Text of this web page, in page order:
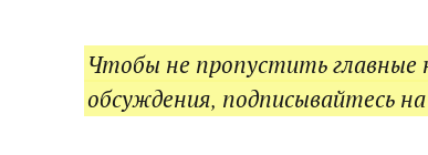
Чтобы не пропустить
обсуждения, подписывайтесь